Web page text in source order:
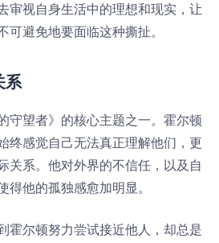
审视自身生活中的理想和现实，让
可避免地要面临这种撕扯。
系
守望者》的核心主题之一。霍尔顿
终感觉自己无法真正理解他们，更
关系。他对外界的不信任，以及自
他的孤独感愈加明显。
霍尔顿努力尝试接近他人，却总是